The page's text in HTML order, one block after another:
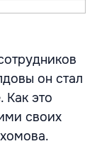
он стал
Как это
своих